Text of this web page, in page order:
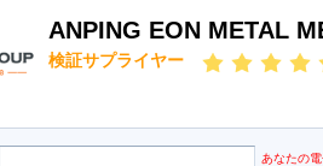
ANPING EON METAL
検証サプライヤー
あなたの